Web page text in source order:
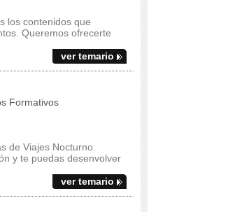
los contenidos que
Queremos ofrecerte
ver temario
Formativos
de Viajes Nocturno.
y te puedas desenvolver
ver temario